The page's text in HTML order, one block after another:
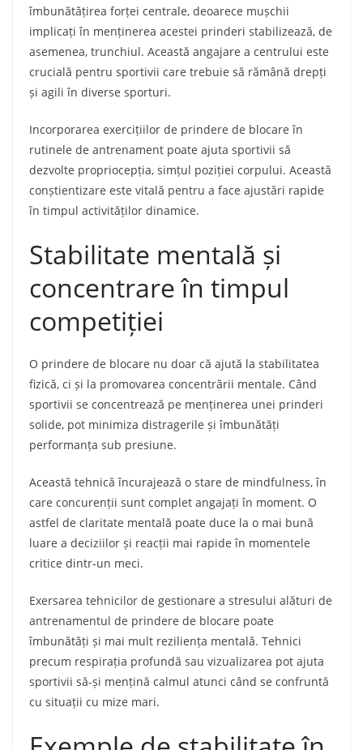
îmbunătățirea forței centrale, deoarece mușchii
implicați în menținerea acestei prinderi stabilizează, de
asemenea, trunchiul. Această angajare a centrului este
crucială pentru sportivii care trebuie să rămână drepți
și agili în diverse sporturi.
Incorporarea exercițiilor de prindere de blocare în
rutinele de antrenament poate ajuta sportivii să
dezvolte propriocepția, simțul poziției corpului. Această
conștientizare este vitală pentru a face ajustări rapide
în timpul activităților dinamice.
Stabilitate mentală și
concentrare în timpul
competiției
O prindere de blocare nu doar că ajută la stabilitatea
fizică, ci și la promovarea concentrării mentale. Când
sportivii se concentrează pe menținerea unei prinderi
solide, pot minimiza distragerile și îmbunătăți
performanța sub presiune.
Această tehnică încurajează o stare de mindfulness, în
care concurenții sunt complet angajați în moment. O
astfel de claritate mentală poate duce la o mai bună
luare a deciziilor și reacții mai rapide în momentele
critice dintr-un meci.
Exersarea tehnicilor de gestionare a stresului alături de
antrenamentul de prindere de blocare poate
îmbunătăți și mai mult reziliența mentală. Tehnici
precum respirația profundă sau vizualizarea pot ajuta
sportivii să-și mențină calmul atunci când se confruntă
cu situații cu mize mari.